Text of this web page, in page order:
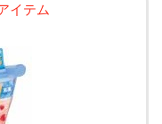
イテム